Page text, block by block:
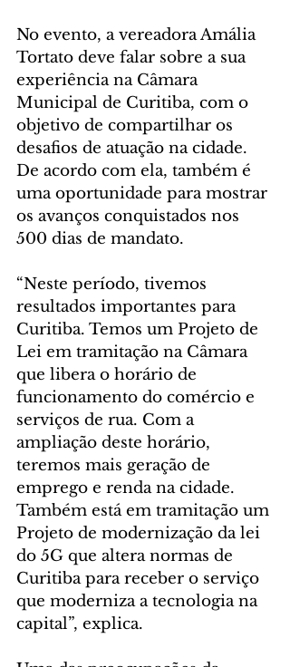
No evento, a vereadora Amália
Tortato deve falar sobre a sua
experiência na Câmara
Municipal de Curitiba, com o
objetivo de compartilhar os
desafios de atuação na cidade.
De acordo com ela, também é
uma oportunidade para mostrar
os avanços conquistados nos
500 dias de mandato.
“Neste período, tivemos
resultados importantes para
Curitiba. Temos um Projeto de
Lei em tramitação na Câmara
que libera o horário de
funcionamento do comércio e
serviços de rua. Com a
ampliação deste horário,
teremos mais geração de
emprego e renda na cidade.
Também está em tramitação um
Projeto de modernização da lei
do 5G que altera normas de
Curitiba para receber o serviço
que moderniza a tecnologia na
capital”, explica.